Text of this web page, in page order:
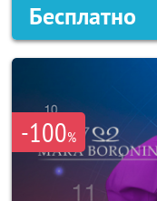
Бесплатно
-100%